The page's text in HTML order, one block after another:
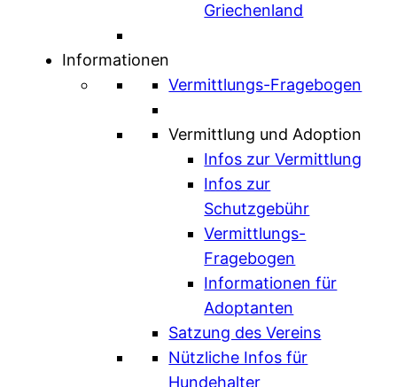
Griechenland
Informationen
Vermittlungs-Fragebogen
Vermittlung und Adoption
Infos zur Vermittlung
Infos zur
Schutzgebühr
Vermittlungs-
Fragebogen
Informationen für
Adoptanten
Satzung des Vereins
Nützliche Infos für
Hundehalter